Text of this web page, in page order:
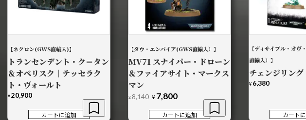
【ネクロン(GWS直輸入)】
トランセンデント・ク＝タン
＆オベリスク｜テッセラク
ト・ヴォールト
¥20,900
カートに追加
【タウ・エンパイア(GWS直輸入）】
MV71 スナイパー・ドローン
＆ファイアサイト・マークス
マン
¥8,140 元
¥ 7,800現
の
カートに追加
【ディサイプル・オ
直輸入）】
チェンジリング
¥ 6,380
カート